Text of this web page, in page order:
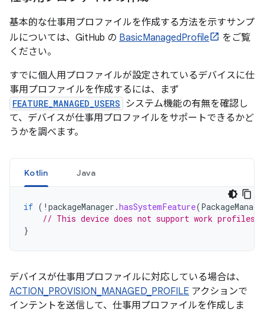
基本的な仕事用プロファイルを作成する方法を示すサンプ
ルについては、GitHub の BasicManagedProfile
をご覧
ください。
すでに個人用プロファイルが設定されているデバイスに仕
事用プロファイルを作成するには、まず
FEATURE_MANAGED_USERS
システム機能の有無を確認し
て、デバイスが仕事用プロファイルをサポートできるかど
うかを調べます。
Kotlin Java
if ( ! packageManager .hasSystemFeature(
// This device does not support work profiles!
}
デバイスが仕事用プロファイルに対応している場合は、
ACTION_PROVISION_MANAGED_PROFILE アクションで
インテントを送信して、仕事用プロファイルを作成しま